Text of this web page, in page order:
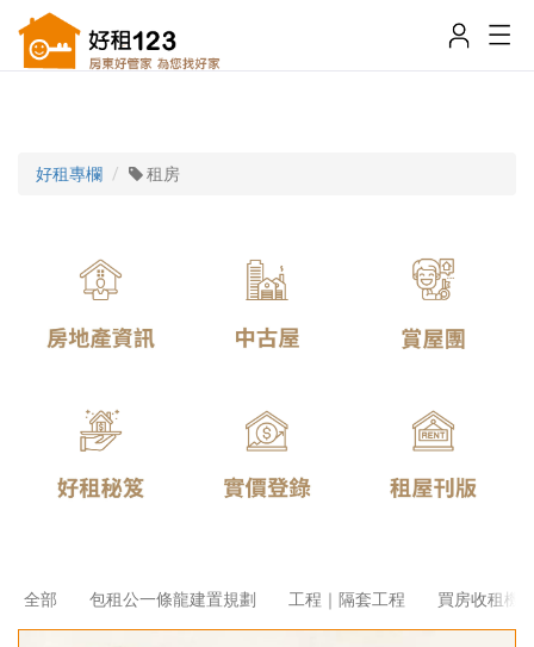
好租專欄 租房
全部 包租公一條龍建置規劃 工程｜隔套工程 買房收租機